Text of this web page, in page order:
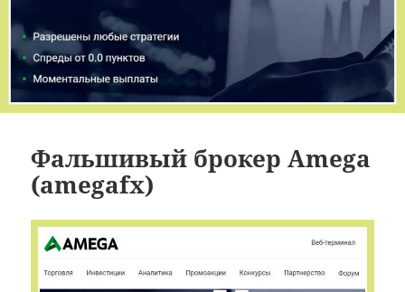
Фальшивый брокер Amega
(amegafx)